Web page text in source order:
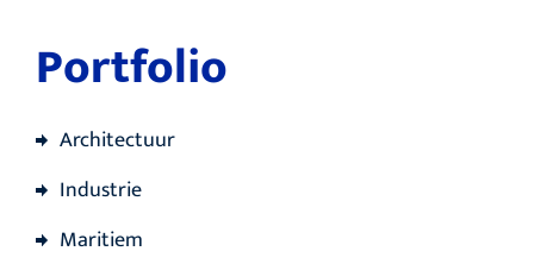
Portfolio
Architectuur
Industrie
Maritiem